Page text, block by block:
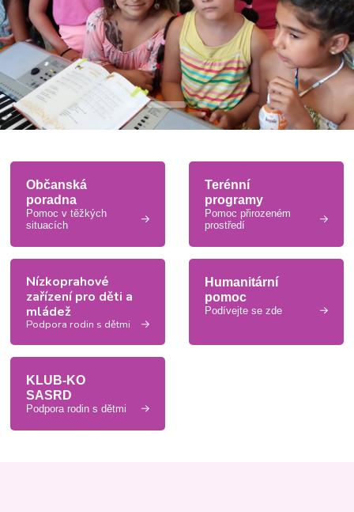
Občanská
poradna
Pomoc v těžkých
situacích
Terénní
programy
Pomoc přirozeném
prostředí
Nízkoprahové
zařízení pro děti a
mládež
Podpora rodin s dětmi
Humanitární
pomoc
Podívejte se zde
KLUB-KO
SASRD
Podpora rodin s dětmi